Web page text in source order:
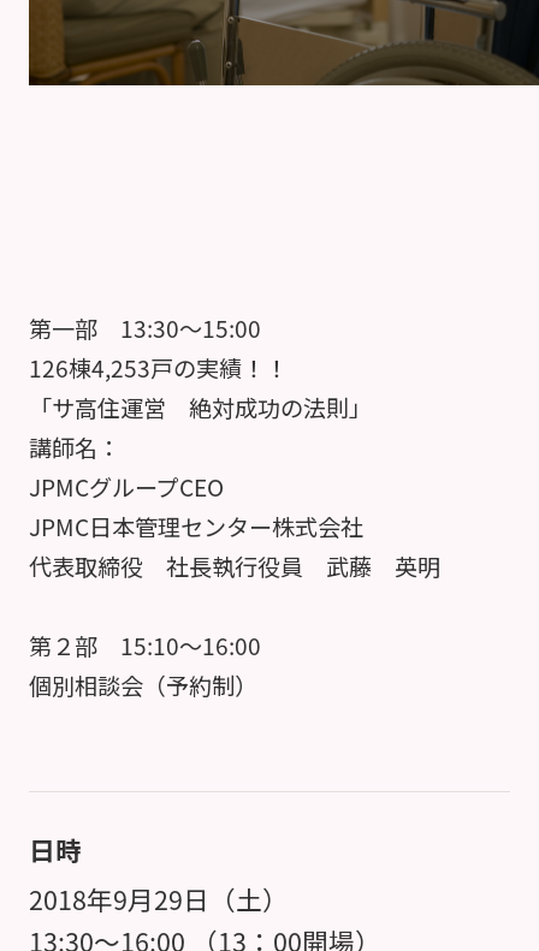
第一部 13:30～15:00
126棟4,253戸の実績！！
「サ高住運営 絶対成功の法則」
講師名：
JPMCグループCEO
JPMC日本管理センター株式会社
代表取締役 社長執行役員 武藤 英明
第２部 15:10～16:00
個別相談会（予約制）
日時
2018年9月29日（土）
13:30～16:00 （13：00開場）